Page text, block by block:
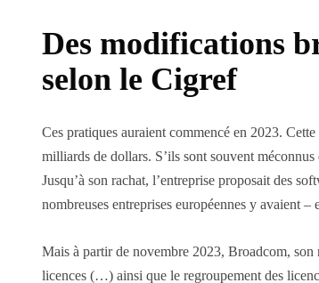
Des modifications
selon le Cigref
Ces pratiques auraient commencé en 2023.
milliards de dollars. S’ils sont souvent
Jusqu’à son rachat, l’entreprise proposait des
nombreuses entreprises européennes y avaient
Mais à partir de novembre 2023, Broadcom, son
licences (…) ainsi que le regroupement des